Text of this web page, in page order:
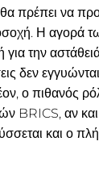
πρέπει να
Η αγορά
την
δεν
ο πιθανός
BRICS, αν και
και ο